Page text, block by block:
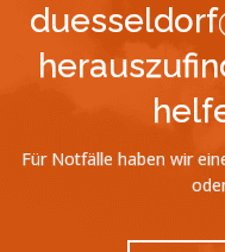
Für Notfälle haben wir